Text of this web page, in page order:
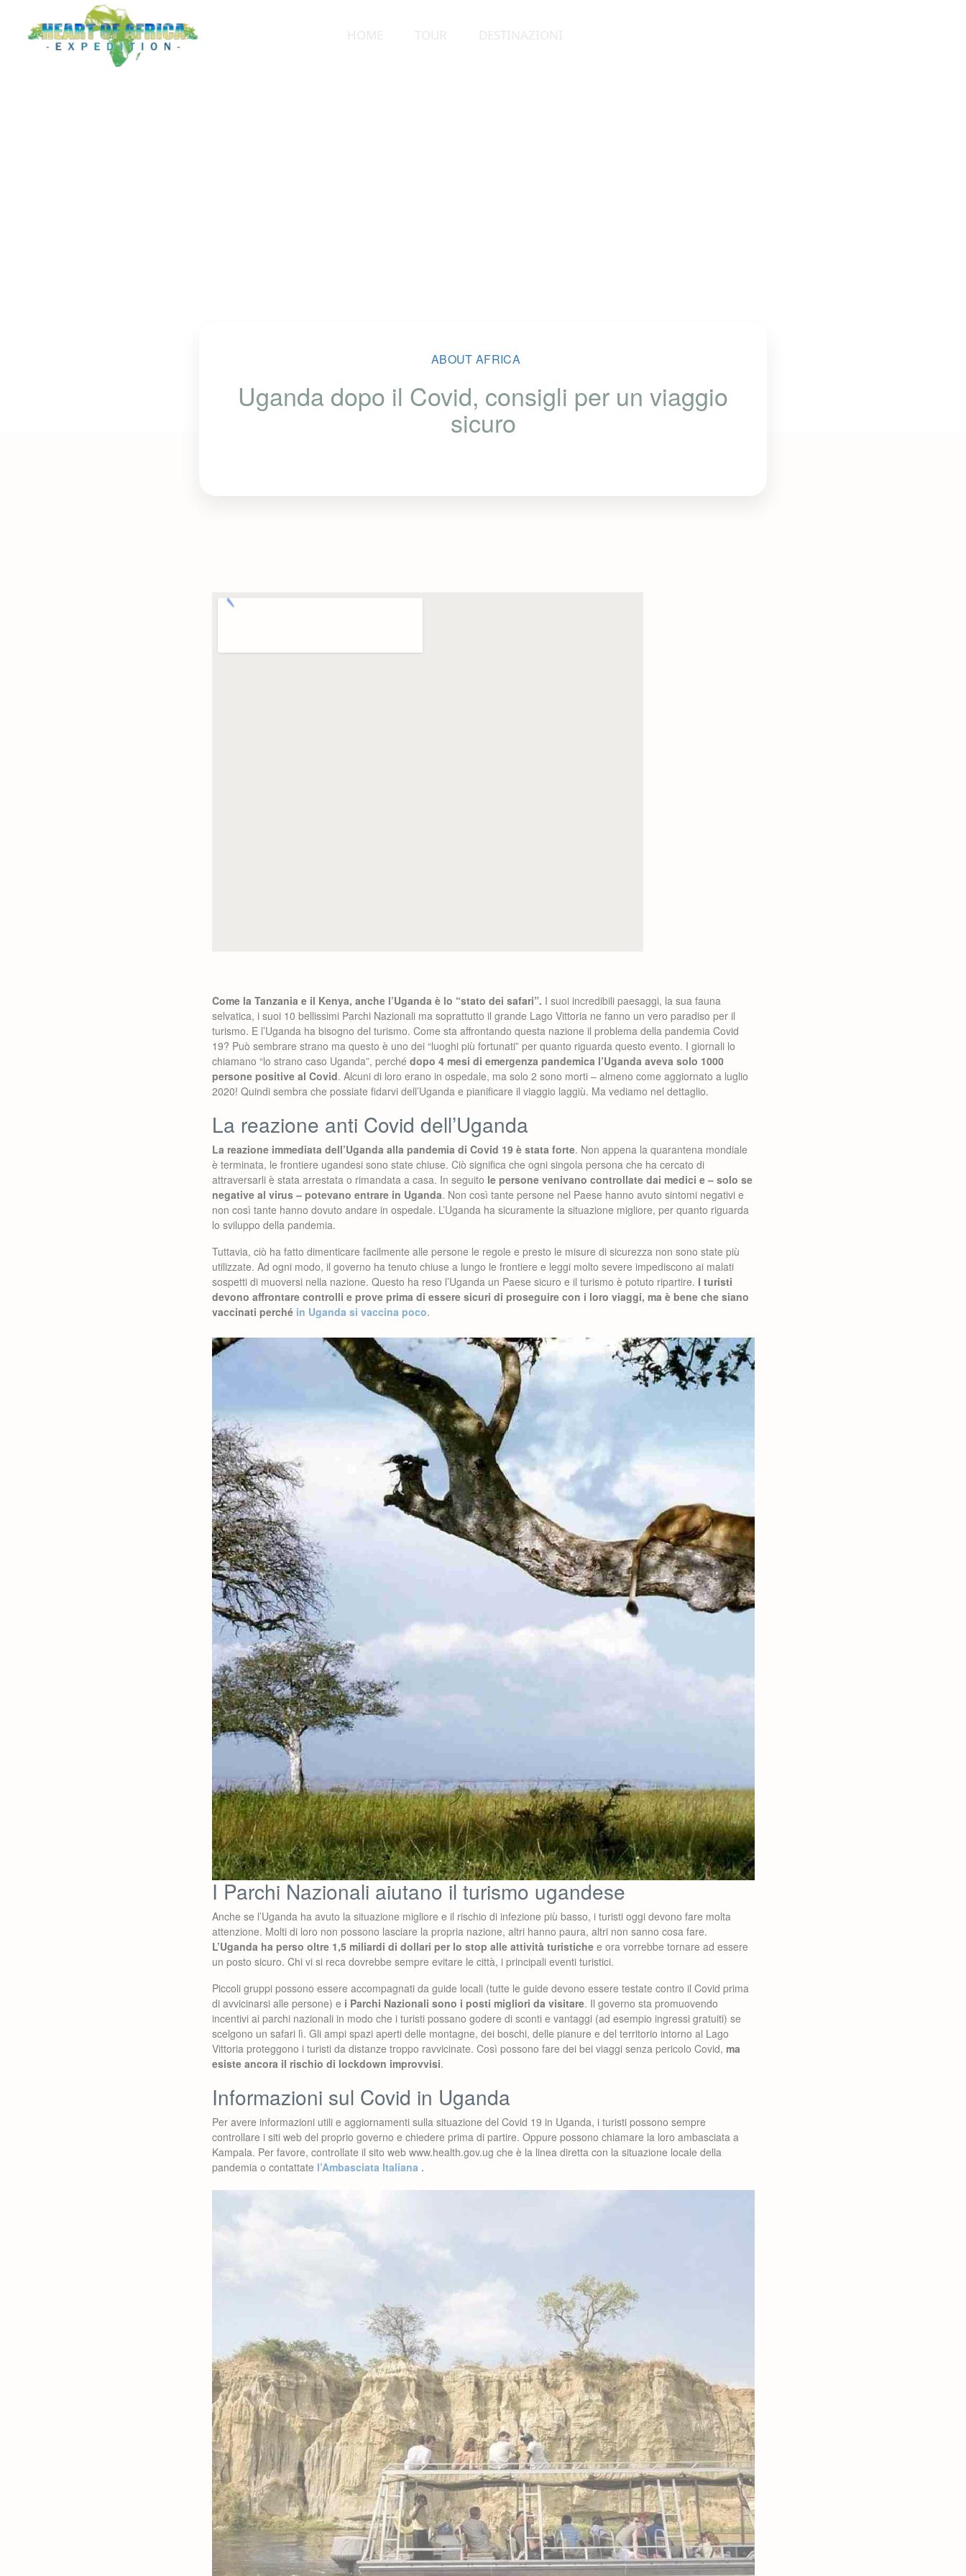
HOME TOUR DESTINAZIONI
ABOUT AFRICA
Uganda dopo il Covid, consigli per un viaggio
sicuro
Come la Tanzania e il Kenya, anche l’Uganda è lo “stato dei safari”. I suoi incredibili paesaggi, la sua fauna
selvatica, i suoi 10 bellissimi Parchi Nazionali ma soprattutto il grande Lago Vittoria ne fanno un vero paradiso per il
turismo. E l’Uganda ha bisogno del turismo. Come sta affrontando questa nazione il problema della pandemia Covid
19? Può sembrare strano ma questo è uno dei “luoghi più fortunati” per quanto riguarda questo evento. I giornali lo
chiamano “lo strano caso Uganda”, perché dopo 4 mesi di emergenza pandemica l’Uganda aveva solo 1000
persone positive al Covid. Alcuni di loro erano in ospedale, ma solo 2 sono morti – almeno come aggiornato a luglio
2020! Quindi sembra che possiate fidarvi dell’Uganda e pianificare il viaggio laggiù. Ma vediamo nel dettaglio.
La reazione anti Covid dell’Uganda
La reazione immediata dell’Uganda alla pandemia di Covid 19 è stata forte. Non appena la quarantena mondiale
è terminata, le frontiere ugandesi sono state chiuse. Ciò significa che ogni singola persona che ha cercato di
attraversarli è stata arrestata o rimandata a casa. In seguito le persone venivano controllate dai medici e – solo se
negative al virus – potevano entrare in Uganda. Non così tante persone nel Paese hanno avuto sintomi negativi e
non così tante hanno dovuto andare in ospedale. L’Uganda ha sicuramente la situazione migliore, per quanto riguarda
lo sviluppo della pandemia.
Tuttavia, ciò ha fatto dimenticare facilmente alle persone le regole e presto le misure di sicurezza non sono state più
utilizzate. Ad ogni modo, il governo ha tenuto chiuse a lungo le frontiere e leggi molto severe impediscono ai malati
sospetti di muoversi nella nazione. Questo ha reso l’Uganda un Paese sicuro e il turismo è potuto ripartire. I turisti
devono affrontare controlli e prove prima di essere sicuri di proseguire con i loro viaggi, ma è bene che siano
vaccinati perché in Uganda si vaccina poco.
I Parchi Nazionali aiutano il turismo ugandese
Anche se l’Uganda ha avuto la situazione migliore e il rischio di infezione più basso, i turisti oggi devono fare molta
attenzione. Molti di loro non possono lasciare la propria nazione, altri hanno paura, altri non sanno cosa fare.
L’Uganda ha perso oltre 1,5 miliardi di dollari per lo stop alle attività turistiche e ora vorrebbe tornare ad essere
un posto sicuro. Chi vi si reca dovrebbe sempre evitare le città, i principali eventi turistici.
Piccoli gruppi possono essere accompagnati da guide locali (tutte le guide devono essere testate contro il Covid prima
di avvicinarsi alle persone) e i Parchi Nazionali sono i posti migliori da visitare. Il governo sta promuovendo
incentivi ai parchi nazionali in modo che i turisti possano godere di sconti e vantaggi (ad esempio ingressi gratuiti) se
scelgono un safari lì. Gli ampi spazi aperti delle montagne, dei boschi, delle pianure e del territorio intorno al Lago
Vittoria proteggono i turisti da distanze troppo ravvicinate. Così possono fare dei bei viaggi senza pericolo Covid, ma
esiste ancora il rischio di lockdown improvvisi.
Informazioni sul Covid in Uganda
Per avere informazioni utili e aggiornamenti sulla situazione del Covid 19 in Uganda, i turisti possono sempre
controllare i siti web del proprio governo e chiedere prima di partire. Oppure possono chiamare la loro ambasciata a
Kampala. Per favore, controllate il sito web www.health.gov.ug che è la linea diretta con la situazione locale della
pandemia o contattate l’Ambasciata Italiana .